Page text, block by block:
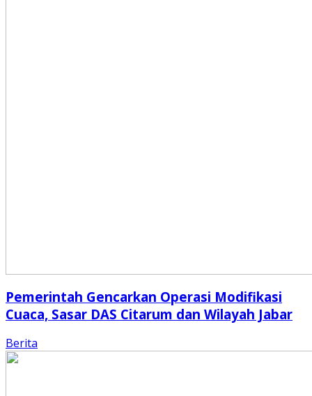
Pemerintah Gencarkan Operasi Modifikasi
Cuaca, Sasar DAS Citarum dan Wilayah Jabar
Berita